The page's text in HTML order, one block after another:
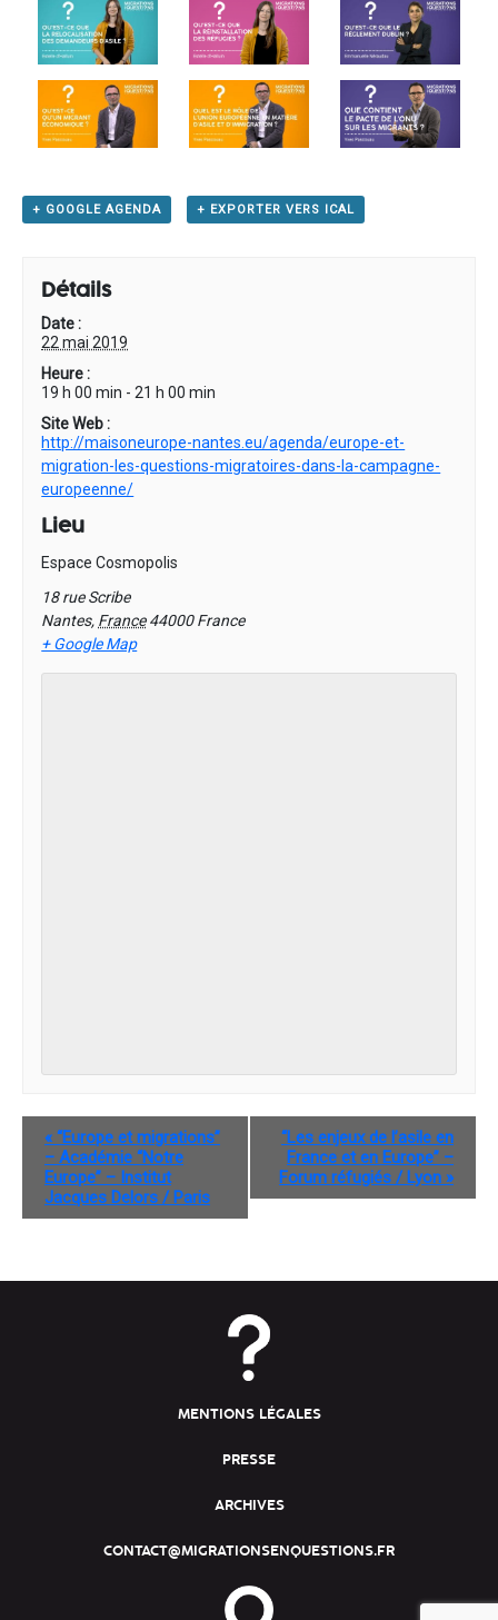
+ GOOGLE AGENDA + EXPORTER VERS ICAL
Détails
Date :
22 mai 2019
Heure :
19 h 00 min - 21 h 00 min
Site Web :
http://maisoneurope-nantes.eu/agenda/europe-et-
migration-les-questions-migratoires-dans-la-campagne-
europeenne/
Lieu
Espace Cosmopolis
18 rue Scribe
Nantes, France 44000 France
+ Google Map
« “Europe et migrations”
– Académie “Notre
Europe” – Institut
Jacques Delors / Paris
“Les enjeux de l’asile en
France et en Europe” –
Forum réfugiés / Lyon »
MENTIONS LÉGALES
PRESSE
ARCHIVES
CONTACT@MIGRATIONSENQUESTIONS.FR